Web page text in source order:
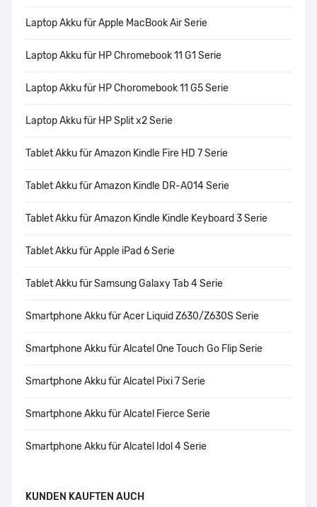
Laptop Akku für Apple MacBook Air Serie
Laptop Akku für HP Chromebook 11 G1 Serie
Laptop Akku für HP Choromebook 11 G5 Serie
Laptop Akku für HP Split x2 Serie
Tablet Akku für Amazon Kindle Fire HD 7 Serie
Tablet Akku für Amazon Kindle DR-A014 Serie
Tablet Akku für Amazon Kindle Kindle Keyboard 3 Serie
Tablet Akku für Apple iPad 6 Serie
Tablet Akku für Samsung Galaxy Tab 4 Serie
Smartphone Akku für Acer Liquid Z630/Z630S Serie
Smartphone Akku für Alcatel One Touch Go Flip Serie
Smartphone Akku für Alcatel Pixi 7 Serie
Smartphone Akku für Alcatel Fierce Serie
Smartphone Akku für Alcatel Idol 4 Serie
KUNDEN KAUFTEN AUCH